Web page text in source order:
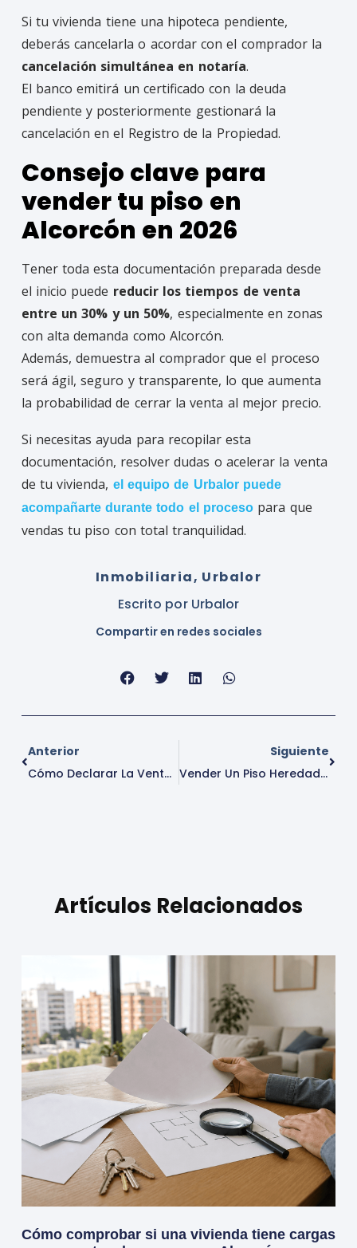
Si tu vivienda tiene una hipoteca pendiente,
deberás cancelarla o acordar con el comprador la
cancelación simultánea en notaría.
El banco emitirá un certificado con la deuda
pendiente y posteriormente gestionará la
cancelación en el Registro de la Propiedad.
Consejo clave para
vender tu piso en
Alcorcón en 2026
Tener toda esta documentación preparada desde
el inicio puede reducir los tiempos de venta
entre un 30% y un 50%, especialmente en zonas
con alta demanda como Alcorcón.
Además, demuestra al comprador que el proceso
será ágil, seguro y transparente, lo que aumenta
la probabilidad de cerrar la venta al mejor precio.
Si necesitas ayuda para recopilar esta
documentación, resolver dudas o acelerar la venta
de tu vivienda, el equipo de Urbalor puede
acompañarte durante todo el proceso para que
vendas tu piso con total tranquilidad.
Inmobiliaria, Urbalor
Escrito porUrbalor
Compartir en redes sociales
Anterior
Cómo Declarar La Venta De Una Vivienda Si Quieres Vender Piso De Forma Segura
Siguiente
Vender Un Piso Heredado En Alcorcón: Pasos Legales, Impuestos Y Plazos
Artículos Relacionados
Cómo comprobar si una vivienda tiene cargas